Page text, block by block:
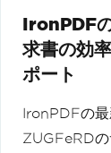
IronPDF
求書の効
ポート
IronPDFの
ZUGFeRDの